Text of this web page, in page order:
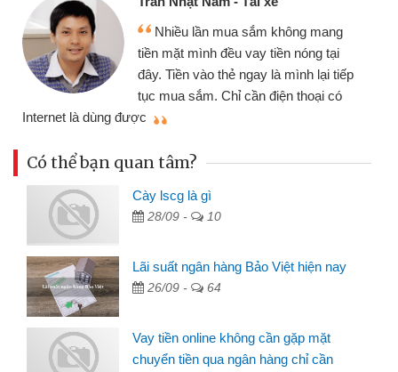
mua sắm không mang
đều vay tiền nóng tại
thẻ ngay là mình lại tiếp
Chỉ cần điện thoại có
nhiều lúc cần
đến website qua
đã giải quyết
Có thể bạn quan tâm?
Cày lscg là gì
28/09 - 10
Lãi suất ngân hàng Bảo Việt hiện nay
26/09 - 64
Vay tiền online không cần gặp mặt
chuyển tiền qua ngân hàng chỉ cần